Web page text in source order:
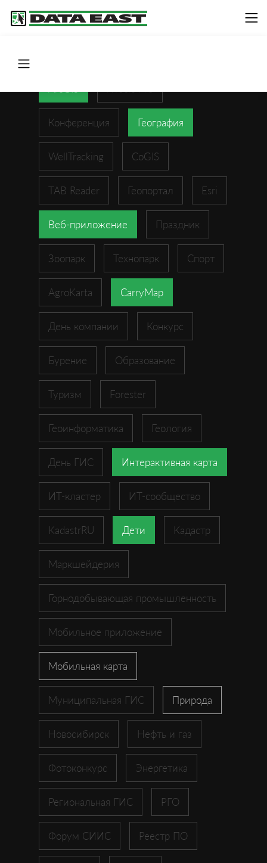
Конференция География
WellTracking CoGIS
TAB Reader Геопортал Esri
Веб-приложение Праздник
Зоопарк Технопарк Спорт
AgroKarta CarryMap
День компании Конкурс
Бурение Образование
Туризм Forester
Геоинформатика Геология
День ГИС Интерактивная карта
ИТ-кластер ИТ-сообщество
KadastrRU Дети Кадастр
Маркшейдерия
Горнодобывающая промышленность
Мобильное приложение
Мобильная карта
Муниципальная ГИС Природа
Новосибирск Нефть и газ
Фотоконкурс Энергетика
Региональная ГИС РГО
Форум СИИС Реестр ПО